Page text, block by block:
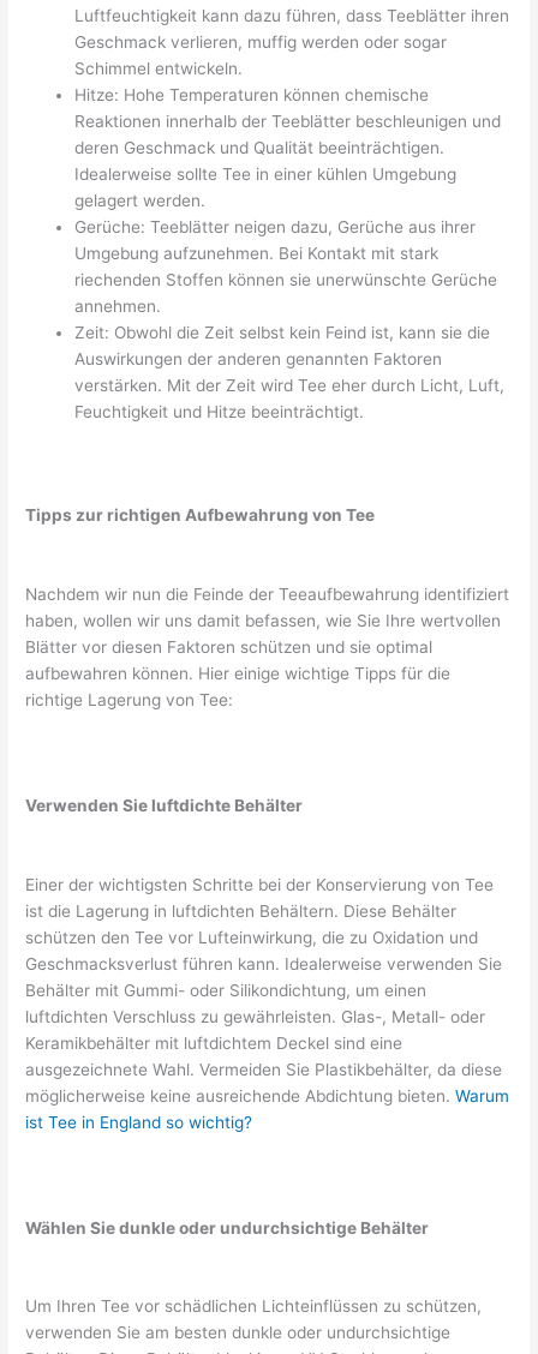
Luftfeuchtigkeit kann dazu führen, dass Teeblätter ihren
Geschmack verlieren, muffig werden oder sogar
Schimmel entwickeln.
Hitze: Hohe Temperaturen können chemische
Reaktionen innerhalb der Teeblätter beschleunigen und
deren Geschmack und Qualität beeinträchtigen.
Idealerweise sollte Tee in einer kühlen Umgebung
gelagert werden.
Gerüche: Teeblätter neigen dazu, Gerüche aus ihrer
Umgebung aufzunehmen. Bei Kontakt mit stark
riechenden Stoffen können sie unerwünschte Gerüche
annehmen.
Zeit: Obwohl die Zeit selbst kein Feind ist, kann sie die
Auswirkungen der anderen genannten Faktoren
verstärken. Mit der Zeit wird Tee eher durch Licht, Luft,
Feuchtigkeit und Hitze beeinträchtigt.
Tipps zur richtigen Aufbewahrung von Tee
Nachdem wir nun die Feinde der Teeaufbewahrung identifiziert
haben, wollen wir uns damit befassen, wie Sie Ihre wertvollen
Blätter vor diesen Faktoren schützen und sie optimal
aufbewahren können. Hier einige wichtige Tipps für die
richtige Lagerung von Tee:
Verwenden Sie luftdichte Behälter
Einer der wichtigsten Schritte bei der Konservierung von Tee
ist die Lagerung in luftdichten Behältern. Diese Behälter
schützen den Tee vor Lufteinwirkung, die zu Oxidation und
Geschmacksverlust führen kann. Idealerweise verwenden Sie
Behälter mit Gummi- oder Silikondichtung, um einen
luftdichten Verschluss zu gewährleisten. Glas-, Metall- oder
Keramikbehälter mit luftdichtem Deckel sind eine
ausgezeichnete Wahl. Vermeiden Sie Plastikbehälter, da diese
möglicherweise keine ausreichende Abdichtung bieten.Warum
ist Tee in England so wichtig?
Wählen Sie dunkle oder undurchsichtige Behälter
Um Ihren Tee vor schädlichen Lichteinflüssen zu schützen,
verwenden Sie am besten dunkle oder undurchsichtige